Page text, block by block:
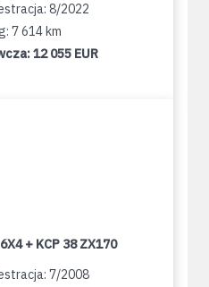
8/2022
7 614 km
12 055 EUR
+ KCP 38 ZX170
7/2008